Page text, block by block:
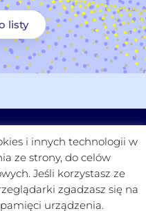
listy
PROJEKTY KONTAKT
i innych technologii w
ze strony, do celów
Jeśli korzystasz ze
zgadzasz się na
urządzenia.